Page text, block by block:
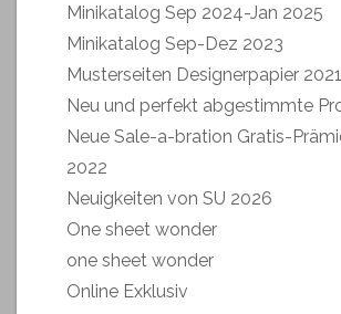
Minikatalog Sep 2024-Jan 2025
Minikatalog Sep-Dez 2023
Musterseiten Designerpapier 2021
Neu und perfekt abgestimmte
Neue Sale-a-bration Gratis-
2022
Neuigkeiten von SU 2026
One sheet wonder
one sheet wonder
Online Exklusiv